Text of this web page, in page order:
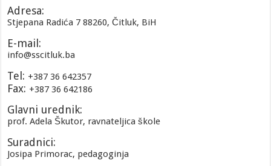
Adresa:
Stjepana Radića 7 88260, Čitluk, BiH
E-mail:
info@sscitluk.ba
Tel: +387 36 642357
Fax: +387 36 642186
Glavni urednik:
prof. Adela Škutor, ravnateljica škole
Suradnici:
Josipa Primorac, pedagoginja